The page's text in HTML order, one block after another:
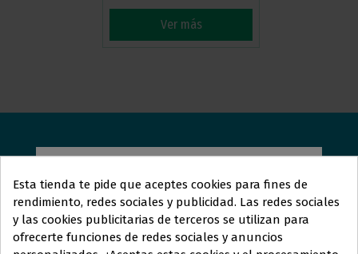
Este sitio web está dirigidoen
Ver más
Estamos aquí para responder sus preguntas y ayudarle
en lo que necesite. Ya sea que busque más información
Esta tienda te pide que aceptes cookies para fines de
rendimiento, redes sociales y publicidad. Las redes sociales
y las cookies publicitarias de terceros se utilizan para
ofrecerte funciones de redes sociales y anuncios